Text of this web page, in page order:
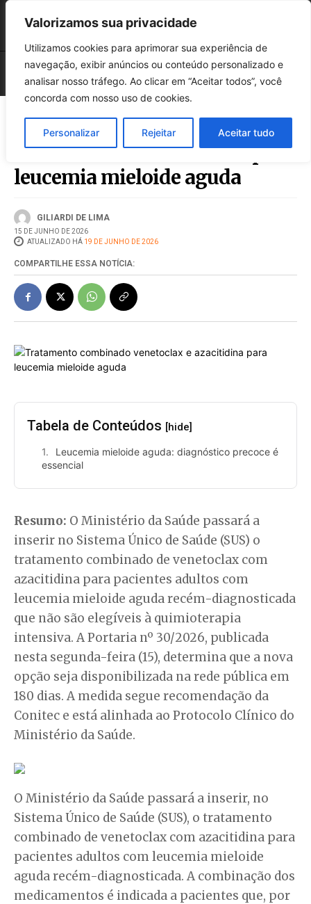
Valorizamos sua privacidade
Utilizamos cookies para aprimorar sua experiência de
navegação, exibir anúncios ou conteúdo personalizado e
analisar nosso tráfego. Ao clicar em “Aceitar todos”, você
concorda com nosso uso de cookies.
Personalizar Rejeitar Aceitar tudo
SUS terá novo tratamento para
leucemia mieloide aguda
GILIARDI DE LIMA
15 DE JUNHO DE 2026
ATUALIZADO HÁ 19 DE JUNHO DE 2026
COMPARTILHE ESSA NOTÍCIA:
Tabela de Conteúdos [hide]
Leucemia mieloide aguda: diagnóstico precoce é
essencial
Resumo: O Ministério da Saúde passará a
inserir no Sistema Único de Saúde (SUS) o
tratamento combinado de venetoclax com
azacitidina para pacientes adultos com
leucemia mieloide aguda recém-diagnosticada
que não são elegíveis à quimioterapia
intensiva. A Portaria nº 30/2026, publicada
nesta segunda-feira (15), determina que a nova
opção seja disponibilizada na rede pública em
180 dias. A medida segue recomendação da
Conitec e está alinhada ao Protocolo Clínico do
Ministério da Saúde.
O Ministério da Saúde passará a inserir, no
Sistema Único de Saúde (SUS), o tratamento
combinado de venetoclax com azacitidina para
pacientes adultos com leucemia mieloide
aguda recém-diagnosticada. A combinação dos
medicamentos é indicada a pacientes que, por